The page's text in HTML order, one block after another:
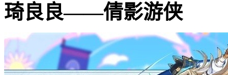
琦良良——倩影游侠